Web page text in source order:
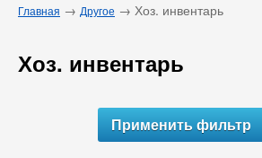
Главная → Другое → Хоз. инвентарь
Хоз. инвентарь